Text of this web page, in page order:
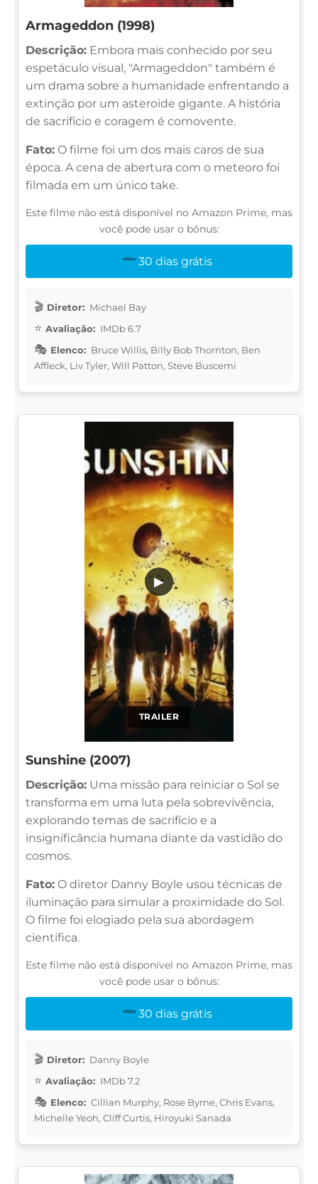
Armageddon (1998)
Descrição: Embora mais conhecido por seu
espetáculo visual, "Armageddon" também é
um drama sobre a humanidade enfrentando a
extinção por um asteroide gigante. A história
de sacrifício e coragem é comovente.
Fato: O filme foi um dos mais caros de sua
época. A cena de abertura com o meteoro foi
filmada em um único take.
Este filme não está disponível no Amazon Prime, mas
você pode usar o bônus:
30 dias grátis
Diretor: Michael Bay
Avaliação: IMDb 6.7
Elenco: Bruce Willis, Billy Bob Thornton, Ben
Affleck, Liv Tyler, Will Patton, Steve Buscemi
TRAILER
▶
Sunshine (2007)
Descrição: Uma missão para reiniciar o Sol se
transforma em uma luta pela sobrevivência,
explorando temas de sacrifício e a
insignificância humana diante da vastidão do
cosmos.
Fato: O diretor Danny Boyle usou técnicas de
iluminação para simular a proximidade do Sol.
O filme foi elogiado pela sua abordagem
científica.
Este filme não está disponível no Amazon Prime, mas
você pode usar o bônus:
30 dias grátis
Diretor: Danny Boyle
Avaliação: IMDb 7.2
Elenco: Cillian Murphy, Rose Byrne, Chris Evans,
Michelle Yeoh, Cliff Curtis, Hiroyuki Sanada